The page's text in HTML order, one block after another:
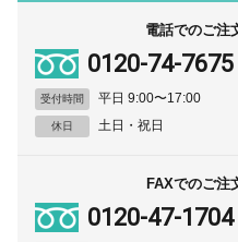
電話でのご注
0120-74-7675
受付時間 平日 9:00〜17:00
休日 土日・祝日
FAXでのご注
0120-47-1704